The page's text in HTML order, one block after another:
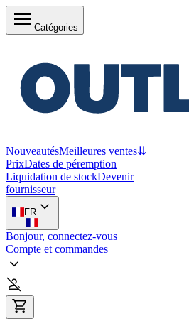
Catégories
NouveautésMeilleures ventes⇊
PrixDates de péremption
Liquidation de stockDevenir
fournisseur
FR
Bonjour, connectez-vous
Compte et commandes